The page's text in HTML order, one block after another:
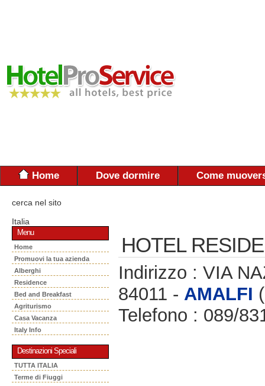
Home Dove dormire Come
cerca nel sito
Italia
Menu
Home
Promuovi la tua azienda
Alberghi
Residence
Bed and Breakfast
Agriturismo
Casa Vacanza
Italy Info
Destinazioni Speciali
TUTTA ITALIA
Terme di Fiuggi
HOTEL
Indirizzo : VIA
84011 - AMALFI
Telefono : 089/